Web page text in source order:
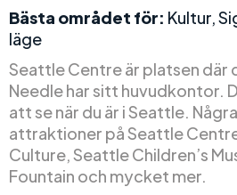
Bästa området för: Kultur,
läge
Seattle Centre är platsen där
Needle har sitt huvudkontor.
att se när du är i Seattle.
attraktioner på Seattle
Culture, Seattle Children’s
Fountain och mycket mer.